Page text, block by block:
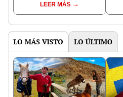
reintroducción de un
asno salvaje está
en un paisaje con más
LEER MÁS
LO MÁS VISTO LO ÚLTIMO